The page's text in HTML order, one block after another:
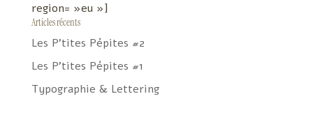
region= »eu »]
Articles récents
Les P’tites Pépites #2
Les P’tites Pépites #1
Typographie & Lettering